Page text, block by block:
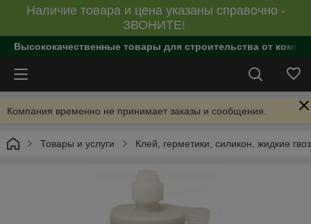
Наличие товара и цена указаны справочно -
ЗВОНИТЕ!
Высококачественные товары для строительства от
Компания временно не принимает заказы и сообщения.
Товары и услуги Клей, герметики, силикон, жидкие